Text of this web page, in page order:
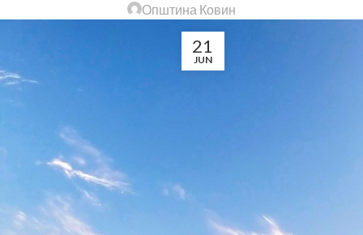
Општина Ковин
21
JUN